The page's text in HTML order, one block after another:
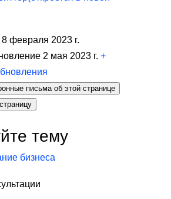
февраля 2023 г.
2 мая 2023 г. +
письма об этой странице
тему
бизнеса